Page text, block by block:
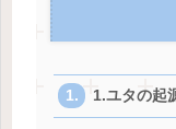
1.ユタの起